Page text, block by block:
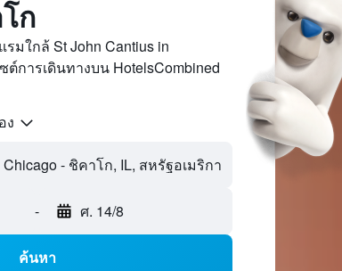
ก
มใกล้ St John Cantius in
ต์การเดินทางบน HotelsCombined
ง
- ศ. 14/8
ค้นหา